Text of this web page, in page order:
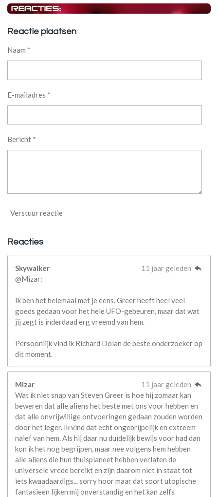
Reactie plaatsen
Naam *
E-mailadres *
Bericht *
Verstuur reactie
Reacties
Skywalker
11 jaar geleden
@Mizar:
Ik ben het helemaal met je eens. Greer heeft heel veel
goeds gedaan voor het hele UFO-gebeuren, maar dat wat
jij zegt is inderdaad erg vreemd van hem.
Persoonlijk vind ik Richard Dolan de beste onderzoeker op
dit moment.
Mizar
11 jaar geleden
Wat ik niet snap van Steven Greer is hoe hij zomaar kan
beweren dat alle aliens het beste met ons voor hebben en
dat alle onvrijwillige ontvoeringen gedaan zouden worden
door het leger. Ik vind dat echt ongebrijpelijk en extreem
naief van hem. Als hij daar nu duidelijk bewijs voor had dan
kon ik het nog begrijpen, maar nee volgens hem hebben
alle aliens die hun thuisplaneet hebben verlaten de
universele vrede bereikt en zijn daarom niet in staat tot
iets kwaadaardigs... sorry hoor maar dat soort utopische
fantasieen lijken mij onverstandig en het kan zelfs